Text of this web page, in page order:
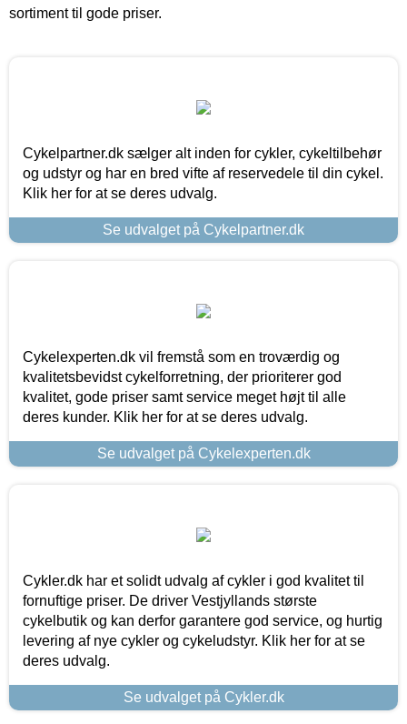
sortiment til gode priser.
Cykelpartner.dk sælger alt inden for cykler, cykeltilbehør
og udstyr og har en bred vifte af reservedele til din cykel.
Klik her for at se deres udvalg.
Se udvalget på Cykelpartner.dk
Cykelexperten.dk vil fremstå som en troværdig og
kvalitetsbevidst cykelforretning, der prioriterer god
kvalitet, gode priser samt service meget højt til alle
deres kunder. Klik her for at se deres udvalg.
Se udvalget på Cykelexperten.dk
Cykler.dk har et solidt udvalg af cykler i god kvalitet til
fornuftige priser. De driver Vestjyllands største
cykelbutik og kan derfor garantere god service, og hurtig
levering af nye cykler og cykeludstyr. Klik her for at se
deres udvalg.
Se udvalget på Cykler.dk